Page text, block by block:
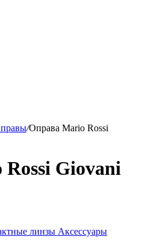
/Оправа Mario Rossi
Giovani
линзы Аксессуары